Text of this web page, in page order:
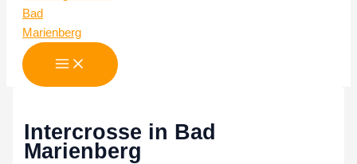
Intercrosse in Bad
Marienberg